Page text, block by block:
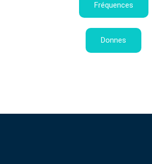
Fréquences
Donnes